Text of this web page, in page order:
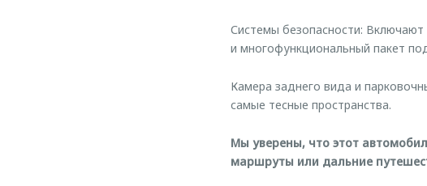
Системы безопасности:
и многофункциональный пакет
Камера заднего вида и
самые тесные пространства.
Мы уверены, что этот
маршруты или дальние